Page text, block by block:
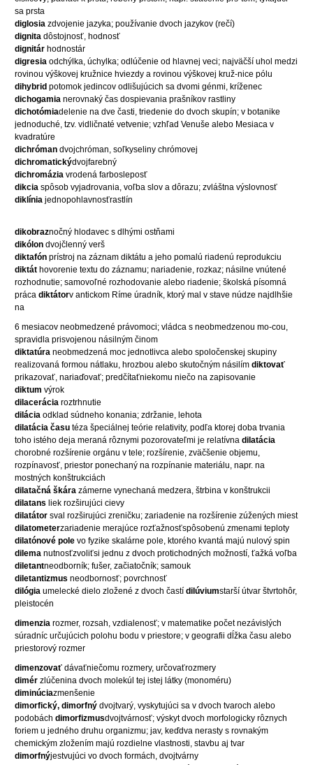
sa prsta
diglosia zdvojenie jazyka; používanie dvoch jazykov (rečí)
dignita dôstojnosť, hodnosť
dignitár hodnostár
digresia odchýlka, úchylka; odlúčenie od hlavnej veci; najväčší uhol medzi
rovinou výškovej kružnice hviezdy a rovinou výškovej kruž-nice pólu
dihybrid potomok jedincov odlišujúcich sa dvomi génmi, kríženec
dichogamia nerovnaký čas dospievania prašníkov rastliny
dichotómiadelenie na dve časti, triedenie do dvoch skupín; v botanike
jednoduché, tzv. vidličnaté vetvenie; vzhľad Venuše alebo Mesiaca v
kvadratúre
dichróman dvojchróman, soľkyseliny chrómovej
dichromatickýdvojfarebný
dichromázia vrodená farbosleposť
dikcia spôsob vyjadrovania, voľba slov a dôrazu; zvláštna výslovnosť
diklínia jednopohlavnosťrastlín
dikobraznočný hlodavec s dlhými ostňami
dikólon dvojčlenný verš
diktafón prístroj na záznam diktátu a jeho pomalú riadenú reprodukciu
diktát hovorenie textu do záznamu; nariadenie, rozkaz; násilne vnútené
rozhodnutie; samovoľné rozhodovanie alebo riadenie; školská písomná
práca diktátorv antickom Ríme úradník, ktorý mal v stave núdze najdlhšie
na
6 mesiacov neobmedzené právomoci; vládca s neobmedzenou mo-cou,
spravidla prisvojenou násilným činom
diktatúra neobmedzená moc jednotlivca alebo spoločenskej skupiny
realizovaná formou nátlaku, hrozbou alebo skutočným násilím diktovať
prikazovať, nariaďovať; predčítaťniekomu niečo na zapisovanie
diktum výrok
dilacerácia roztrhnutie
dilácia odklad súdneho konania; zdržanie, lehota
dilatácia času téza špeciálnej teórie relativity, podľa ktorej doba trvania
toho istého deja meraná rôznymi pozorovateľmi je relatívna dilatácia
chorobné rozšírenie orgánu v tele; rozšírenie, zväčšenie objemu,
rozpínavosť, priestor ponechaný na rozpínanie materiálu, napr. na
mostných konštrukciách
dilatačná škára zámerne vynechaná medzera, štrbina v konštrukcii
dilatans liek rozširujúci cievy
dilatátor sval rozširujúci zreničku; zariadenie na rozšírenie zúžených miest
dilatometerzariadenie merajúce rozťažnosťspôsobenú zmenami teploty
dilatónové pole vo fyzike skalárne pole, ktorého kvantá majú nulový spin
dilema nutnosťzvoliťsi jednu z dvoch protichodných možností, ťažká voľba
diletantneodborník; fušer, začiatočník; samouk
diletantizmus neodbornosť; povrchnosť
dilógia umelecké dielo zložené z dvoch častí dilúviumstarší útvar štvrtohôr,
pleistocén
dimenzia rozmer, rozsah, vzdialenosť; v matematike počet nezávislých
súradníc určujúcich polohu bodu v priestore; v geografii dĺžka času alebo
priestorový rozmer
dimenzovať dávaťniečomu rozmery, určovaťrozmery
dimér zlúčenina dvoch molekúl tej istej látky (monoméru)
diminúciazmenšenie
dimorfický, dimorfný dvojtvarý, vyskytujúci sa v dvoch tvaroch alebo
podobách dimorfizmusdvojtvárnosť; výskyt dvoch morfologicky rôznych
foriem u jedného druhu organizmu; jav, keďdva nerasty s rovnakým
chemickým zložením majú rozdielne vlastnosti, stavbu aj tvar
dimorfnýjestvujúci vo dvoch formách, dvojtvárny